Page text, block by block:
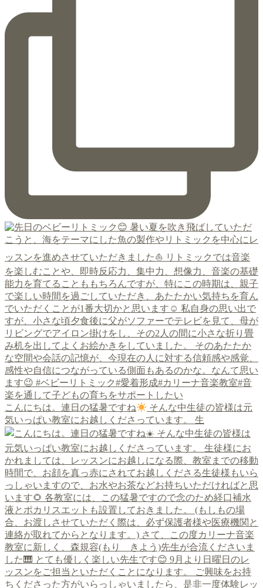
こんにちは。連日の猛暑ですね
そんな中生徒の皆様は元
気いっぱい教室にお越しくださっています。 生